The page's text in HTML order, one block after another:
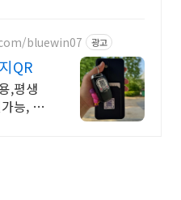
bluewin07 광고
QR
,평생
능, 이